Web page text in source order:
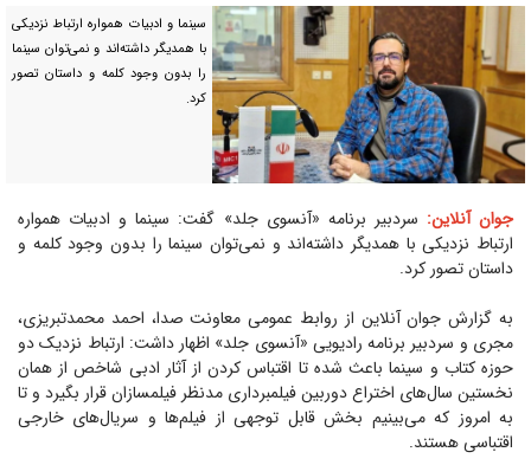
سینما و ادبیات همواره ارتباط نزدیکی
با همدیگر داشته‌اند و نمی‌توان سینما
را بدون وجود کلمه و داستان تصور
کرد.
جوان آنلاین: سردبیر برنامه «آنسوی جلد» گفت: سینما و ادبیات همواره
ارتباط نزدیکی با همدیگر داشته‌اند و نمی‌توان سینما را بدون وجود کلمه و
داستان تصور کرد.
به گزارش جوان آنلاین از روابط عمومی معاونت صدا، احمد محمدتبریزی،
مجری و سردبیر برنامه رادیویی «آنسوی جلد» اظهار داشت: ارتباط نزدیک دو
حوزه کتاب و سینما باعث شده تا اقتباس کردن از آثار ادبی شاخص از همان
نخستین سال‌های اختراع دوربین فیلمبرداری مدنظر فیلمسازان قرار بگیرد و تا
به امروز که می‌بینیم بخش قابل توجهی از فیلم‌ها و سریال‌های خارجی
اقتباسی هستند.